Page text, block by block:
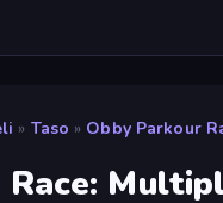
» Taso » Obby Parkour